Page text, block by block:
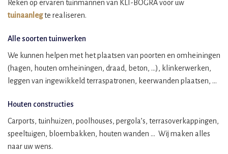
Reken op ervaren tuinmannen van KLI-BOGRA voor uw
tuinaanlegte realiseren.
Alle soorten tuinwerken
We kunnen helpen met het plaatsen van poorten en omheiningen
(hagen, houten omheiningen, draad, beton, …), klinkerwerken,
leggen van ingewikkeld terraspatronen, keerwanden plaatsen, …
Houten constructies
Carports, tuinhuizen, poolhouses, pergola’s, terrasoverkappingen,
speeltuigen, bloembakken, houten wanden … Wij maken alles
naar uw wens.